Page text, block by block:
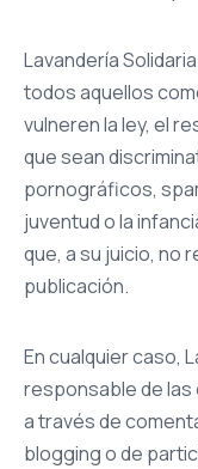
Lavandería
todos aquellos
vulneren la ley, el
que sean
pornográficos,
juventud o la
que, a su juicio, no
publicación.
En cualquier caso,
responsable de
a través de
blogging o de